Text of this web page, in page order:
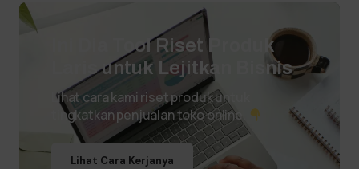
Ini Dia Tool Riset Produk
Laris untuk Lejitkan Bisnis
Lihat cara kami riset produk untuk
tingkatkan penjualan toko online.
Lihat Cara Kerjanya